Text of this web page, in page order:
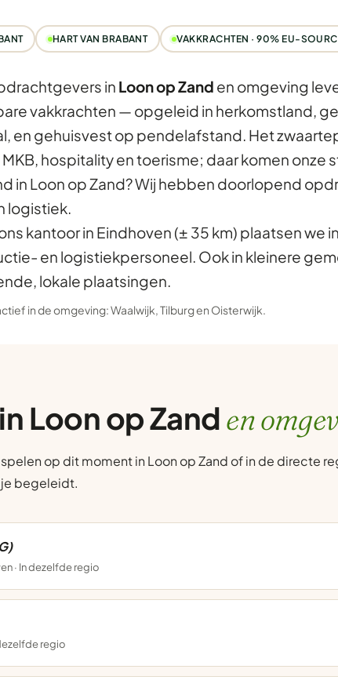
HART VAN BRABANT VAKKRACHTEN · 90% EU-
in Loon op Zand en omgeving
vakkrachten — opgeleid in herkomstland,
en gehuisvest op pendelafstand. Het
hospitality en toerisme; daar komen onze
in Loon op Zand? Wij hebben doorlopend
logistiek.
kantoor in Eindhoven (± 35 km) plaatsen we
en logistiekpersoneel. Ook in kleinere
lokale plaatsingen.
in de omgeving:Waalwijk,Tilburgen Oisterwijk.
Loon op Zanden
op dit moment in Loon op Zand of in de directe
je begeleidt.
· In dezelfde regio
regio